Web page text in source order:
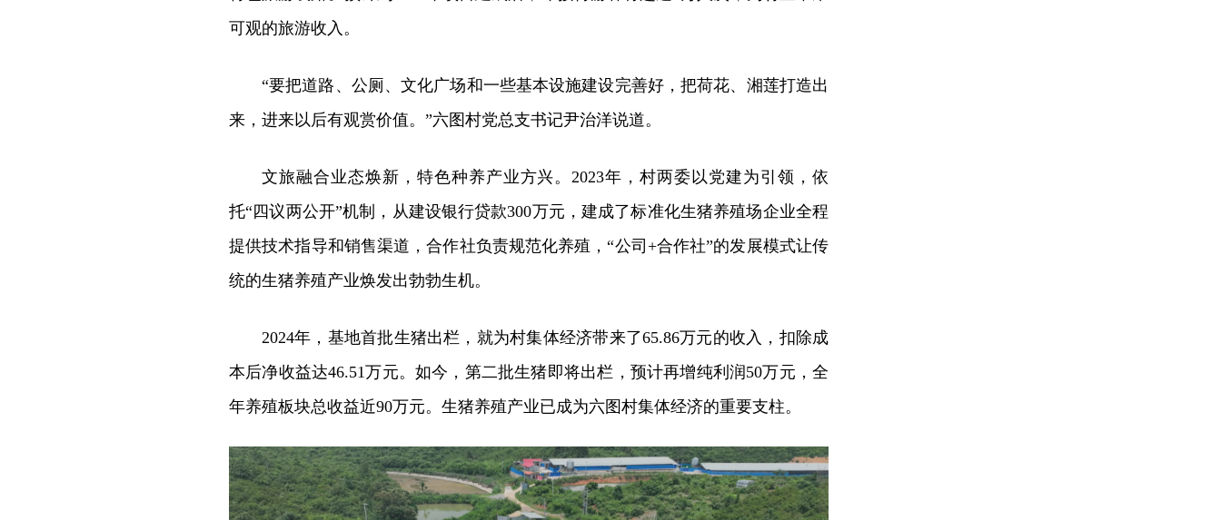
可观的旅游收入。
“要把道路、公厕、文化广场和一些基本设施建设完善好，把荷花、湘莲打造出
来，进来以后有观赏价值。 ”六图村党总支书记尹治洋说道。
文旅融合业态焕新，特色种养产业方兴。2023年，村两委以党建为引领，依
托“四议两公开”机制，从建设银行贷款300万元，建成了标准化生猪养殖场企业全程
提供技术指导和销售渠道，合作社负责规范化养殖，“公司+合作社”的发展模式让传
统的生猪养殖产业焕发出勃勃生机。
2024年，基地首批生猪出栏，就为村集体经济带来了65.86万元的收入，扣除成
本后净收益达46.51万元。如今，第二批生猪即将出栏，预计再增纯利润50万元，全
年养殖板块总收益近90万元。生猪养殖产业已成为六图村集体经济的重要支柱。